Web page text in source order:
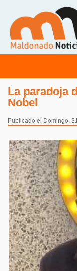
La paradoja
Nobel
Publicado el Domingo,